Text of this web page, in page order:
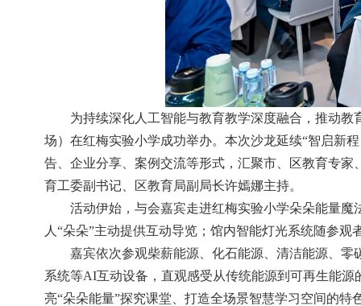
为持续深化人工智能与教育教学深度融合，推动教
场）在红梅实验小学成功举办。本次沙龙延续“智启新
告、企业分享、案例交流等形式，汇聚市、区教育专
育工委副书记、区教育局副局长许嫣娜主持。
活动伊始，与会嘉宾走进红梅实验小学朵朵能量
人“朵朵”主动提供互动导览；馆内智能灯光系统随参
嘉宾依次参观柴薪能源、化石能源、清洁能源、
系统等AI互动设备，直观感受从传统能源到可再生能
亮“朵朵能量”探究课堂、打造全场景智慧学习空间的特